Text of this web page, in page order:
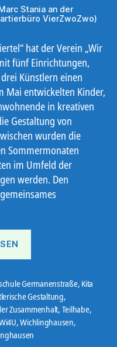
Stania an der
VierZwoZwo)
hat der Verein „Wir
fünf Einrichtungen,
Künstlern einen
Mai entwickelten Kinder,
in kreativen
Gestaltung von
wurden die
Sommermonaten
im Umfeld der
werden. Den
Germanenstraße, Kita
Gestaltung,
Zusammenhalt, Teilhabe,
,Wichlinghausen,